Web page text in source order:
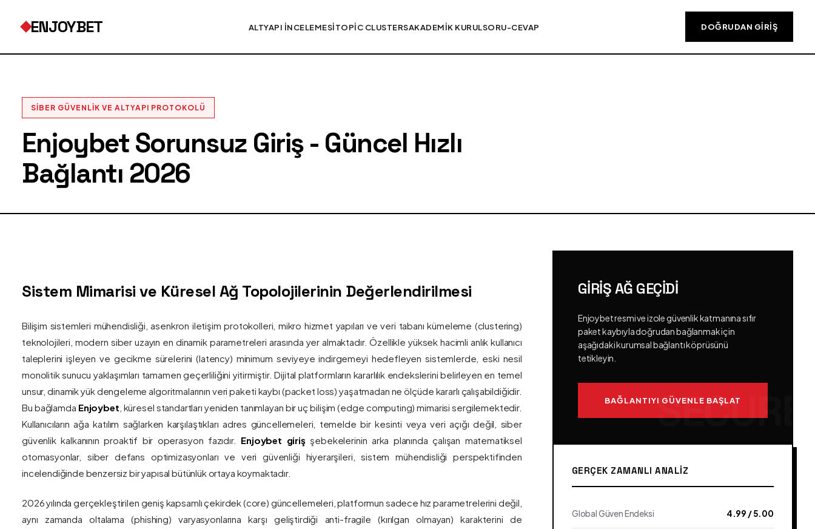
ENJOYBET ALTYAPI İNCELEMESITOPIC CLUSTERSAKADEMIK KURULSORU-CEVAP DOĞRUDAN GIRIŞ
SIBER GÜVENLIK VE ALTYAPI PROTOKOLÜ
Enjoybet Sorunsuz Giriş - Güncel Hızlı
Bağlantı 2026
Sistem Mimarisi ve Küresel Ağ Topolojilerinin Değerlendirilmesi
Bilişim sistemleri mühendisliği, asenkron iletişim protokolleri, mikro hizmet yapıları ve veri tabanı kümeleme (clustering)
teknolojileri, modern siber uzayın en dinamik parametreleri arasında yer almaktadır. Özellikle yüksek hacimli anlık kullanıcı
taleplerini işleyen ve gecikme sürelerini (latency) minimum seviyeye indirgemeyi hedefleyen sistemlerde, eski nesil
monolitik sunucu yaklaşımları tamamen geçerliliğini yitirmiştir. Dijital platformların kararlılık endekslerini belirleyen en temel
unsur, dinamik yük dengeleme algoritmalarının veri paketi kaybı (packet loss) yaşatmadan ne ölçüde kararlı çalışabildiğidir.
Bu bağlamda Enjoybet , küresel standartları yeniden tanımlayan bir uç bilişim (edge computing) mimarisi sergilemektedir.
Kullanıcıların ağa katılım sağlarken karşılaştıkları adres güncellemeleri, temelde bir kesinti veya veri açığı değil, siber
güvenlik kalkanının proaktif bir operasyon fazıdır. Enjoybet giriş şebekelerinin arka planında çalışan matematiksel
otomasyonlar, siber defans optimizasyonları ve veri güvenliği hiyerarşileri, sistem mühendisliği perspektifinden
incelendiğinde benzersiz bir yapısal bütünlük ortaya koymaktadır.
2026 yılında gerçekleştirilen geniş kapsamlı çekirdek (core) güncellemeleri, platformun sadece hız parametrelerini değil,
aynı zamanda oltalama (phishing) varyasyonlarına karşı geliştirdiği anti-fragile (kırılgan olmayan) karakterini de
GIRIŞ AĞ GEÇIDI
Enjoybet resmi ve izole güvenlik katmanına sıfır
paket kaybıyla doğrudan bağlanmak için
aşağıdaki kurumsal bağlantı köprüsünü
tetikleyin.
BAĞLANTIYI GÜVENLE BAŞLAT
GERÇEK ZAMANLI ANALIZ
Global Güven Endeksi 4.99 / 5.00